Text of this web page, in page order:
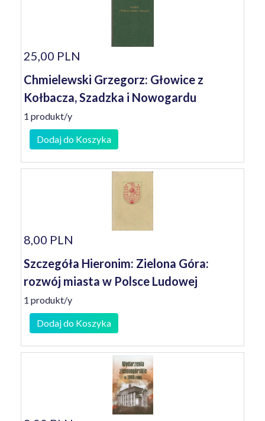
25,00 PLN
Chmielewski Grzegorz: Głowice z
Kołbacza, Szadzka i Nowogardu
1 produkt/y
Dodaj do Koszyka
8,00 PLN
Szczegóła Hieronim: Zielona Góra:
rozwój miasta w Polsce Ludowej
1 produkt/y
Dodaj do Koszyka